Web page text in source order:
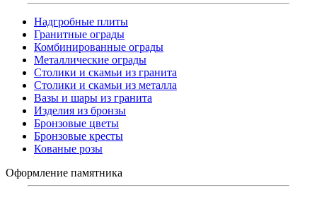
Надгробные плиты
Гранитные ограды
Комбинированные ограды
Металлические ограды
Столики и скамьи из гранита
Столики и скамьи из металла
Вазы и шары из гранита
Изделия из бронзы
Бронзовые цветы
Бронзовые кресты
Кованые розы
Оформление памятника